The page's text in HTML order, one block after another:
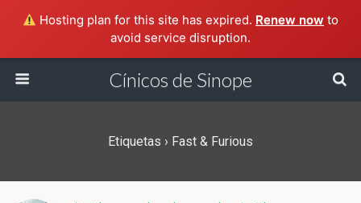
Hosting plan for this site has expired. Renew now to
avoid service disruption.
Cínicos de Sinope
Etiquetas › Fast & Furious